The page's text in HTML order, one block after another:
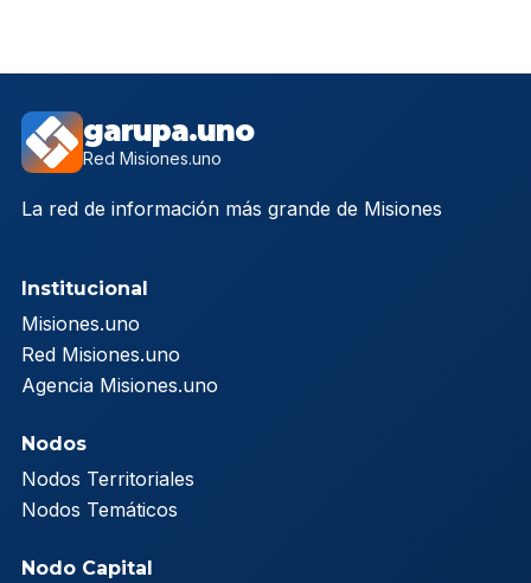
garupa.uno
Red Misiones.uno
La red de información más grande de Misiones
Institucional
Misiones.uno
Red Misiones.uno
Agencia Misiones.uno
Nodos
Nodos Territoriales
Nodos Temáticos
Nodo Capital